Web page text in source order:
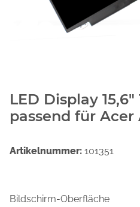
LED Display 15,6"
passend für Acer
Artikelnummer: 101351
Bildschirm-Oberfläche